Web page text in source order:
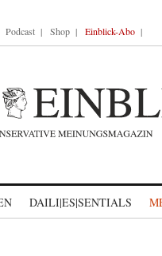
Podcast Shop Einblick-Abo
DAILI|ES|SENTIALS